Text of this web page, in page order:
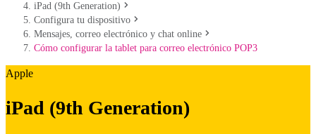
iPad (9th Generation)
Configura tu dispositivo
Mensajes, correo electrónico y chat online
Cómo configurar la tablet para correo electrónico POP3
Apple
iPad (9th Generation)